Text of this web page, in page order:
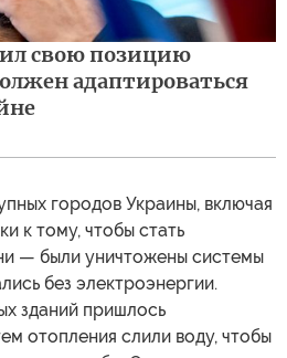
свою позицию
адаптироваться
городов Украины, включая
к тому, чтобы стать
— были уничтожены системы
без электроэнергии.
зданий пришлось
отопления слили воду, чтобы